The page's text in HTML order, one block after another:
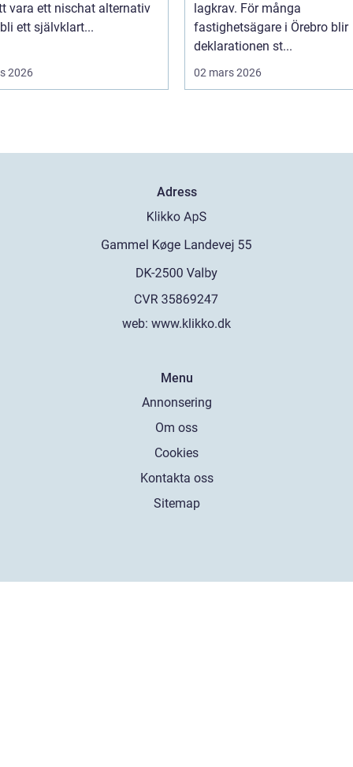
vara ett nischat alternativ
ett självklart...
2026
lagkrav. För många
fastighetsägare i Örebro blir
deklarationen st...
02 mars 2026
Adress
web: www.klikko.dk
Menu
Annonsering
Om oss
Cookies
Kontakta oss
Sitemap